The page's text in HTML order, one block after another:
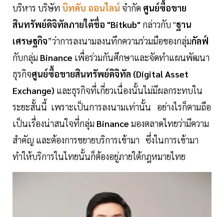
บริหาร บริษัท บิทคับ ออนไลน์ จำกัด ศูนย์ซื้อขาย
สินทรัพย์ดิจิทัลภายใต้ชื่อ "Bitkub" กล่าวกับ "ฐาน
เศรษฐกิจ”ว่าการลงนามลงนทึกความร่วมมือของกลุ่มกัลฟ์
กับกลุ่ม Binance เพื่อร่วมกันศึกษาและจัดทำแผนพัฒนา
ธุรกิจศูนย์ซื้อขายสินทรัพย์ดิจิทัล (Digital Asset
Exchange) และธุรกิจที่เกี่ยวเนื่องนั้นไม่มีผลกระทบใน
ระยะสั้นนี้ เพราะเป็นการลงนามเท่านั้น อย่างไรก็ตามถือ
เป็นเรื่องน่าสนใจที่กลุ่ม Binance มองตลาดไทยว่ามีความ
สำคัญ และต้องการขยายบริการเข้ามา ซึ่งในการเข้ามา
ทำให้บริการในไทยนั้นก็ต้องอยู่ภายใต้กฎหมายไทย